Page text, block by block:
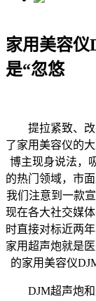
家用美容仪
是“忽悠
提拉紧致、改
了家用美容仪的
博主现身说法，
的热门领域，市
我们注意到一款
现在各大社交媒
时直接对标近两
家用超声炮就是
的家用美容仪
DJM超声炮和